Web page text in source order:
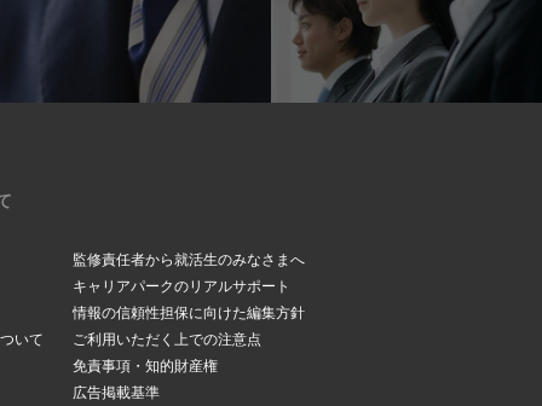
いて
監修責任者から就活生のみなさまへ
キャリアパークのリアルサポート
情報の信頼性担保に向けた編集方針
ご利用いただく上での注意点
免責事項・知的財産権
広告掲載基準